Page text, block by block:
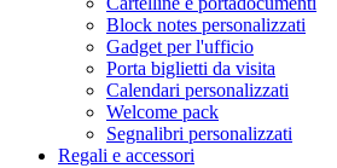
Block notes personalizzati
Gadget per l'ufficio
Porta biglietti da visita
Calendari personalizzati
Welcome pack
Segnalibri personalizzati
Regali e accessori